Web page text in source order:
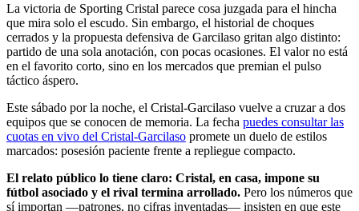
La victoria de Sporting Cristal parece cosa juzgada para el hincha
que mira solo el escudo. Sin embargo, el historial de choques
cerrados y la propuesta defensiva de Garcilaso gritan algo distinto:
partido de una sola anotación, con pocas ocasiones. El valor no está
en el favorito corto, sino en los mercados que premian el pulso
táctico áspero.
Este sábado por la noche, el Cristal-Garcilaso vuelve a cruzar a dos
equipos que se conocen de memoria. La fecha puedes consultar las
cuotas en vivo del Cristal-Garcilaso promete un duelo de estilos
marcados: posesión paciente frente a repliegue compacto.
El relato público lo tiene claro: Cristal, en casa, impone su
fútbol asociado y el rival termina arrollado. Pero los números que
sí importan —patrones, no cifras inventadas— insisten en que este